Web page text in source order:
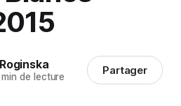
de lecture Partager